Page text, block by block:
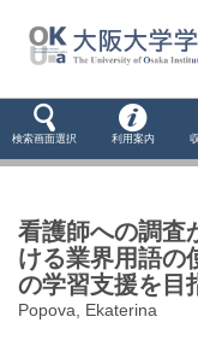
検索画面選択 利用案内
看護師への調査
ける業界用語
の学習支援を
Popova, Ekaterina